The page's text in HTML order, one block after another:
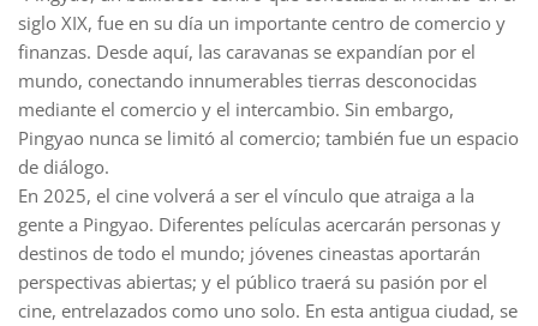
siglo XIX, fue en su día un importante centro de comercio y
finanzas. Desde aquí, las caravanas se expandían por el
mundo, conectando innumerables tierras desconocidas
mediante el comercio y el intercambio. Sin embargo,
Pingyao nunca se limitó al comercio; también fue un espacio
de diálogo.
En 2025, el cine volverá a ser el vínculo que atraiga a la
gente a Pingyao. Diferentes películas acercarán personas y
destinos de todo el mundo; jóvenes cineastas aportarán
perspectivas abiertas; y el público traerá su pasión por el
cine, entrelazados como uno solo. En esta antigua ciudad, se